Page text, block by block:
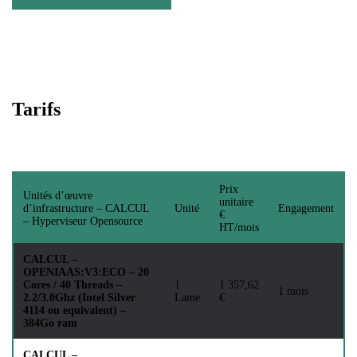
Tarifs
Unités d’œuvre
d’infrastructure – CALCUL
– Hyperviseur Opensource
Unité
Prix
unitaire
€
HT/mois
Engagement
CALCUL –
OPENIAAS:V3:ECO – 20
Cores / 40 Threads –
2.2/3.0Ghz (Intel Silver
4114 ou equivalent) –
384Go ram
1
Lame
1 357,62
€
1 mois